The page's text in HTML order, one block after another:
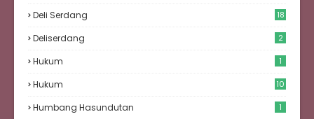
Deli Serdang 18
Deliserdang 2
Hukum 1
Hukum 10
Humbang Hasundutan 1